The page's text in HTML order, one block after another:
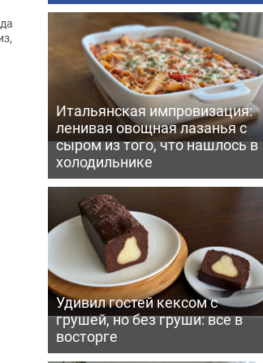
Итальянская импровизация:
ленивая овощная лазанья с
сыром из того, что нашлось в
холодильнике
Удивил гостей кексом с
грушей, но без груши: все в
восторге